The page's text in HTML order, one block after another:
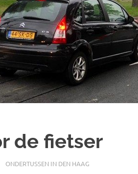
de fietser
ONDERTUSSEN IN DEN HAAG